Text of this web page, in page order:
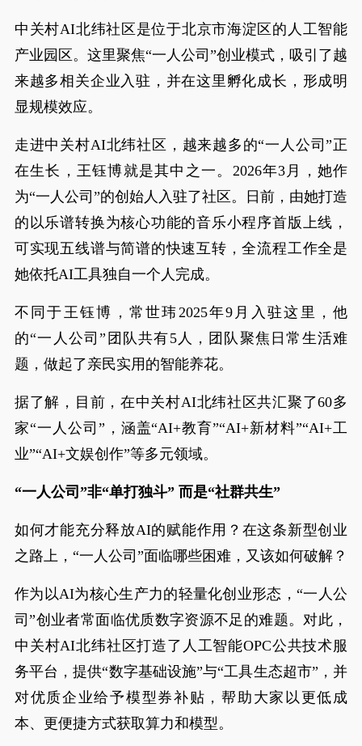
中关村AI北纬社区是位于北京市海淀区的人工智能
产业园区。这里聚焦“一人公司”创业模式，吸引了越
来越多相关企业入驻，并在这里孵化成长，形成明
显规模效应。
走进中关村AI北纬社区，越来越多的“一人公司”正
在生长，王钰博就是其中之一。2026年3月，她作
为“一人公司”的创始人入驻了社区。日前，由她打造
的以乐谱转换为核心功能的音乐小程序首版上线，
可实现五线谱与简谱的快速互转，全流程工作全是
她依托AI工具独自一个人完成。
不同于王钰博，常世玮2025年9月入驻这里，他
的“一人公司”团队共有5人，团队聚焦日常生活难
题，做起了亲民实用的智能养花。
据了解，目前，在中关村AI北纬社区共汇聚了60多
家“一人公司”，涵盖“AI+教育”“AI+新材料”“AI+工
业”“AI+文娱创作”等多元领域。
“一人公司”非“单打独斗” 而是“社群共生”
如何才能充分释放AI的赋能作用？在这条新型创业
之路上，“一人公司”面临哪些困难，又该如何破解？
作为以AI为核心生产力的轻量化创业形态，“一人公
司”创业者常面临优质数字资源不足的难题。对此，
中关村AI北纬社区打造了人工智能OPC公共技术服
务平台，提供“数字基础设施”与“工具生态超市”，并
对优质企业给予模型券补贴，帮助大家以更低成
本、更便捷方式获取算力和模型。